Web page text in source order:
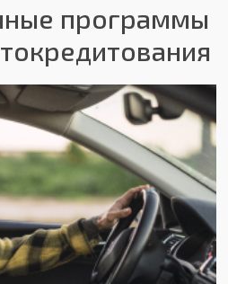
программы